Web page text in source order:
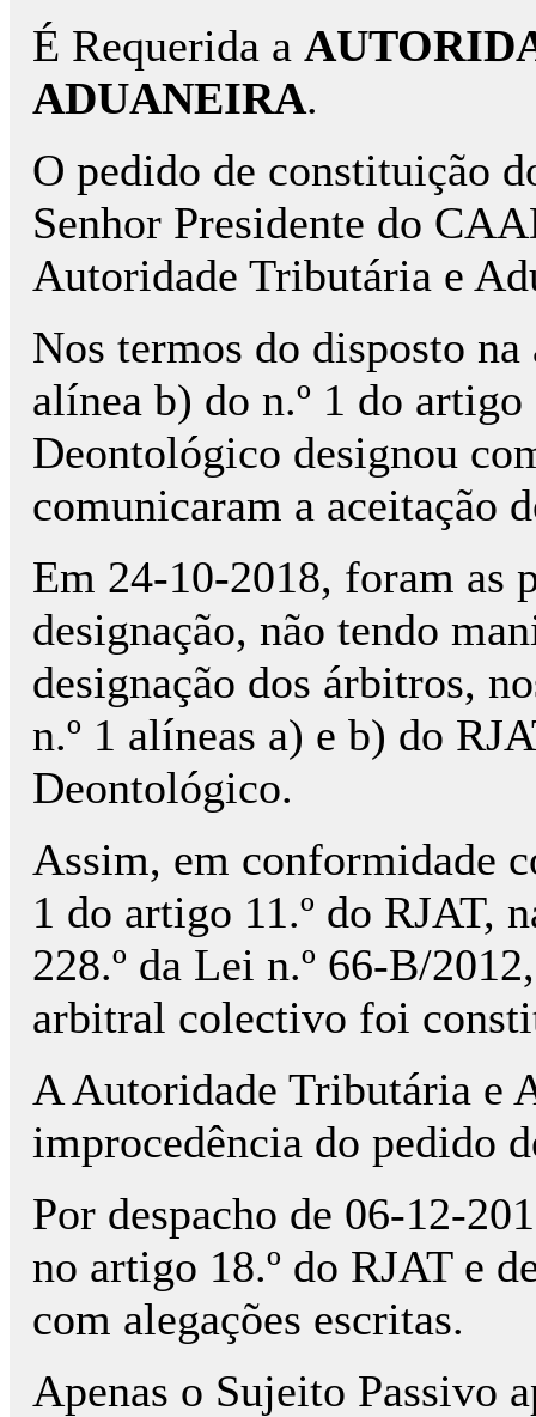
É Requerida a
ADUANEIRA.
O pedido de constituição
Senhor Presidente do
Autoridade Tributária e
Nos termos do disposto
alínea b) do n.º 1 do
Deontológico designou
comunicaram a aceitação
Em 24-10-2018, foram as
designação, não tendo
designação dos árbitros,
n.º 1 alíneas a) e b) do
Deontológico.
Assim, em conformidade
1 do artigo 11.º do RJAT,
228.º da Lei n.º 66-B/
arbitral colectivo foi
A Autoridade Tributária e
improcedência do pedido
Por despacho de 06-12-
no artigo 18.º do RJAT e
com alegações escritas.
Apenas o Sujeito Passivo